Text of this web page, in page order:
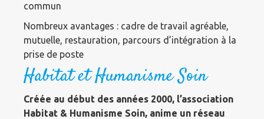
commun
Nombreux avantages : cadre de travail agréable,
mutuelle, restauration, parcours d’intégration à la
prise de poste
Habitat et Humanisme Soin
Créée au début des années 2000, l’association
Habitat & Humanisme Soin, anime un réseau